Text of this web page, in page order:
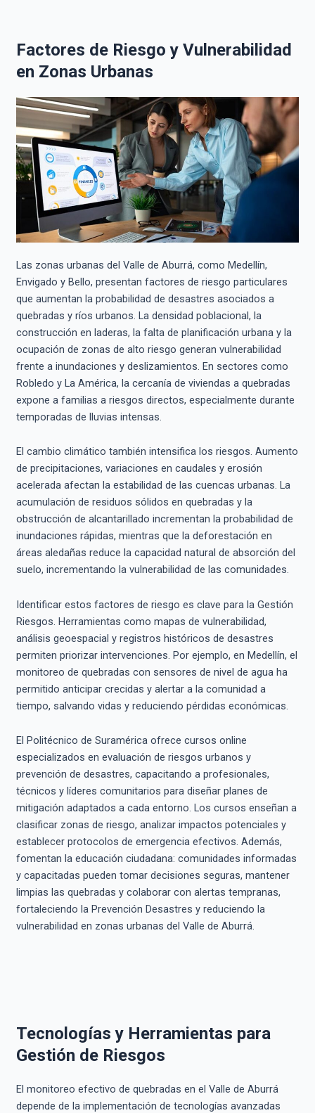
Factores de Riesgo y Vulnerabilidad
en Zonas Urbanas
Las zonas urbanas del Valle de Aburrá, como Medellín,
Envigado y Bello, presentan factores de riesgo particulares
que aumentan la probabilidad de desastres asociados a
quebradas y ríos urbanos. La densidad poblacional, la
construcción en laderas, la falta de planificación urbana y la
ocupación de zonas de alto riesgo generan vulnerabilidad
frente a inundaciones y deslizamientos. En sectores como
Robledo y La América, la cercanía de viviendas a quebradas
expone a familias a riesgos directos, especialmente durante
temporadas de lluvias intensas.
El cambio climático también intensifica los riesgos. Aumento
de precipitaciones, variaciones en caudales y erosión
acelerada afectan la estabilidad de las cuencas urbanas. La
acumulación de residuos sólidos en quebradas y la
obstrucción de alcantarillado incrementan la probabilidad de
inundaciones rápidas, mientras que la deforestación en
áreas aledañas reduce la capacidad natural de absorción del
suelo, incrementando la vulnerabilidad de las comunidades.
Identificar estos factores de riesgo es clave para la Gestión
Riesgos. Herramientas como mapas de vulnerabilidad,
análisis geoespacial y registros históricos de desastres
permiten priorizar intervenciones. Por ejemplo, en Medellín, el
monitoreo de quebradas con sensores de nivel de agua ha
permitido anticipar crecidas y alertar a la comunidad a
tiempo, salvando vidas y reduciendo pérdidas económicas.
El Politécnico de Suramérica ofrece cursos online
especializados en evaluación de riesgos urbanos y
prevención de desastres, capacitando a profesionales,
técnicos y líderes comunitarios para diseñar planes de
mitigación adaptados a cada entorno. Los cursos enseñan a
clasificar zonas de riesgo, analizar impactos potenciales y
establecer protocolos de emergencia efectivos. Además,
fomentan la educación ciudadana: comunidades informadas
y capacitadas pueden tomar decisiones seguras, mantener
limpias las quebradas y colaborar con alertas tempranas,
fortaleciendo la Prevención Desastres y reduciendo la
vulnerabilidad en zonas urbanas del Valle de Aburrá.
Tecnologías y Herramientas para
Gestión de Riesgos
El monitoreo efectivo de quebradas en el Valle de Aburrá
depende de la implementación de tecnologías avanzadas